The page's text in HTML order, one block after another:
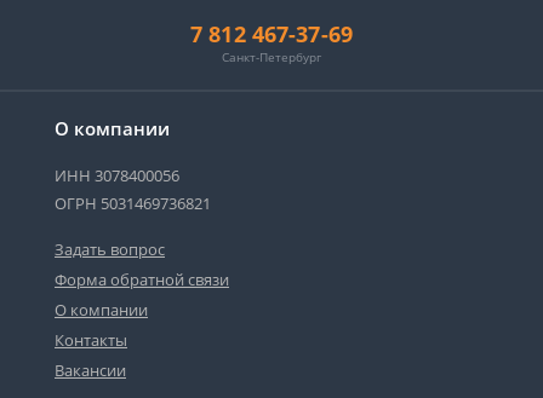
О компании
ИНН 3078400056
ОГРН 5031469736821
Задать вопрос
Форма обратной связи
О компании
Контакты
Вакансии
7 812 467-37-69
Санкт-Петербург